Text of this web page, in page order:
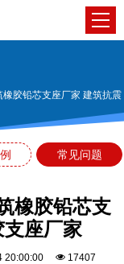
胶铅芯支座厂家 建筑抗震
常见问题
橡胶铅芯支
座厂家
20:00:00 17407